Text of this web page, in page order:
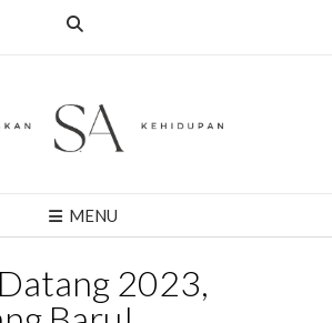
MENU
2023,